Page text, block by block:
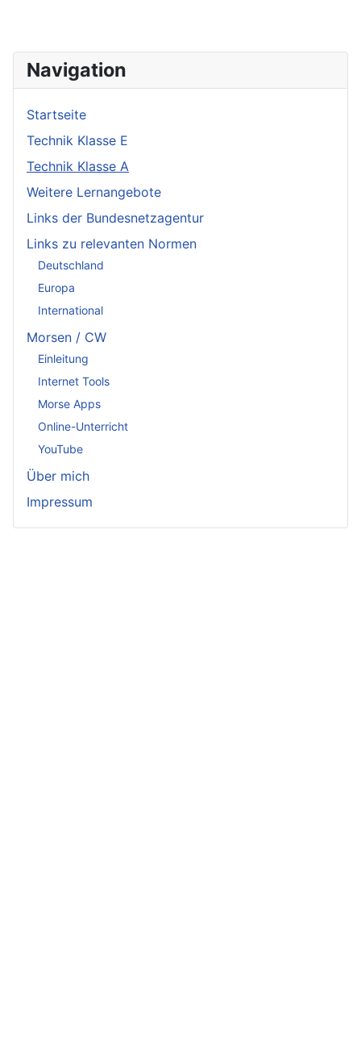
Navigation
Startseite
Technik Klasse E
Technik Klasse A
Weitere Lernangebote
Links der Bundesnetzagentur
Links zu relevanten Normen
Deutschland
Europa
International
Morsen / CW
Einleitung
Internet Tools
Morse Apps
Online-Unterricht
YouTube
Über mich
Impressum